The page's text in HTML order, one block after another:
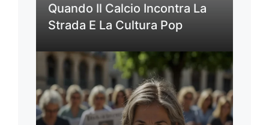
Quando Il Calcio Incontra La
Strada E La Cultura Pop